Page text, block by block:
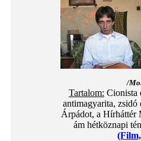
/
Tartalom: Cionista
antimagyarita, zsidó
Árpádot, a Hírháttér
ám hétköznapi